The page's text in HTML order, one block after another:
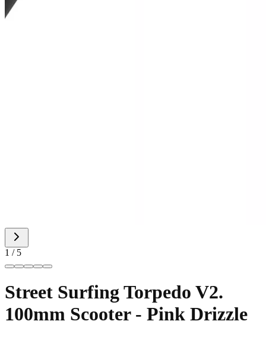
1 / 5
Street Surfing Torpedo V2.
100mm Scooter - Pink Drizzle